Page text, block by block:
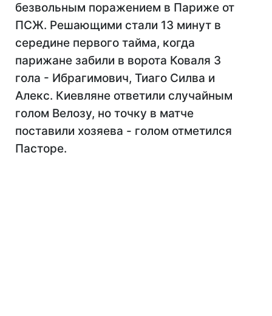
безвольным поражением в Париже от
ПСЖ. Решающими стали 13 минут в
середине первого тайма, когда
парижане забили в ворота Коваля 3
гола - Ибрагимович, Тиаго Силва и
Алекс. Киевляне ответили случайным
голом Велозу, но точку в матче
поставили хозяева - голом отметился
Пасторе.